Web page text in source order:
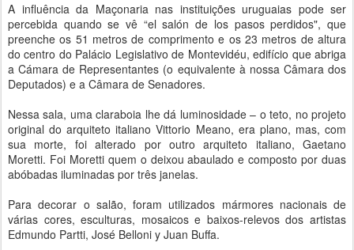
A influência da Maçonaria nas instituições uruguaias pode ser
percebida quando se vê “el salón de los pasos perdidos", que
preenche os 51 metros de comprimento e os 23 metros de altura
do centro do Palácio Legislativo de Montevidéu, edifício que abriga
a Cámara de Representantes (o equivalente à nossa Câmara dos
Deputados) e a Câmara de Senadores.
Nessa sala, uma claraboia lhe dá luminosidade – o teto, no projeto
original do arquiteto italiano Vittorio Meano, era plano, mas, com
sua morte, foi alterado por outro arquiteto italiano, Gaetano
Moretti. Foi Moretti quem o deixou abaulado e composto por duas
abóbadas iluminadas por três janelas.
Para decorar o salão, foram utilizados mármores nacionais de
várias cores, esculturas, mosaicos e baixos-relevos dos artistas
Edmundo Partti, José Belloni y Juan Buffa.